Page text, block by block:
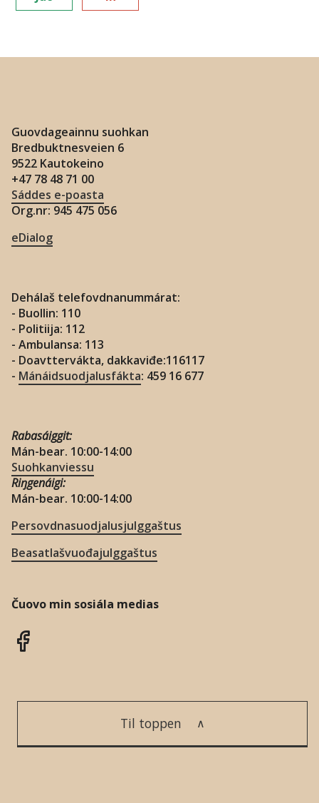
u
o
a
Guovdageainnu suohkan
Bredbuktnesveien 6
9522 Kautokeino
+47 78 48 71 00
Sáddes e-poasta
Org.nr: 945 475 056
eDialog
Dehálaš telefovdnanummárat:
- Buollin: 110
- Politiija: 112
- Ambulansa: 113
- Doavttervákta, dakkaviđe:116117
- Mánáidsuodjalusfákta: 459 16 677
Rabasáiggit:
Mán-bear. 10:00-14:00
Suohkanviessu
Riŋgenáigi:
Mán-bear. 10:00-14:00
Persovdnasuodjalusjulggaštus
Beasatlašvuođajulggaštus
Čuovo min sosiála medias
Til toppen